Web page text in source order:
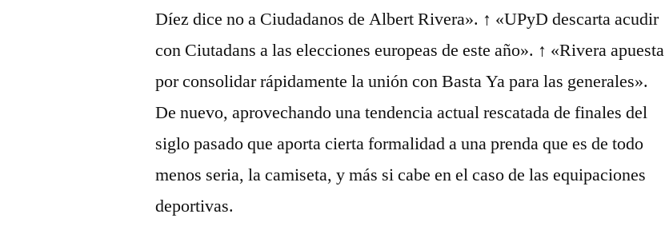
Díez dice no a Ciudadanos de Albert Rivera». ↑ «UPyD descarta acudir
con Ciutadans a las elecciones europeas de este año». ↑ «Rivera apuesta
por consolidar rápidamente la unión con Basta Ya para las generales».
De nuevo, aprovechando una tendencia actual rescatada de finales del
siglo pasado que aporta cierta formalidad a una prenda que es de todo
menos seria, la camiseta, y más si cabe en el caso de las equipaciones
deportivas.